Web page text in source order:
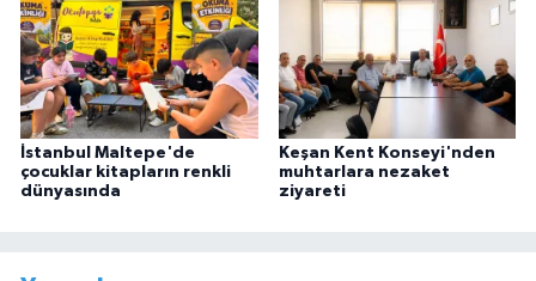
İstanbul Maltepe'de
çocuklar kitapların renkli
dünyasında
Keşan Kent Konseyi'nden
muhtarlara nezaket
ziyareti